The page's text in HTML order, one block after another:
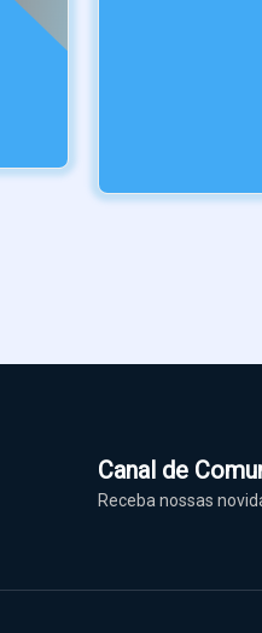
Canal de
Receba nossas